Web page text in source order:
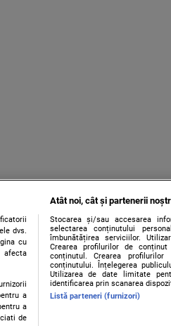
dvs.
cu
a
a
de
Atât noi, cât și partenerii
Stocarea și/sau accesarea
selectarea conținutului
îmbunătățirea serviciilor.
Crearea profilurilor de
conținutul. Crearea profilurilor
conținutului. Înțelegerea
Utilizarea de date limitate
identificarea prin scanarea
Listă parteneri (furnizori)